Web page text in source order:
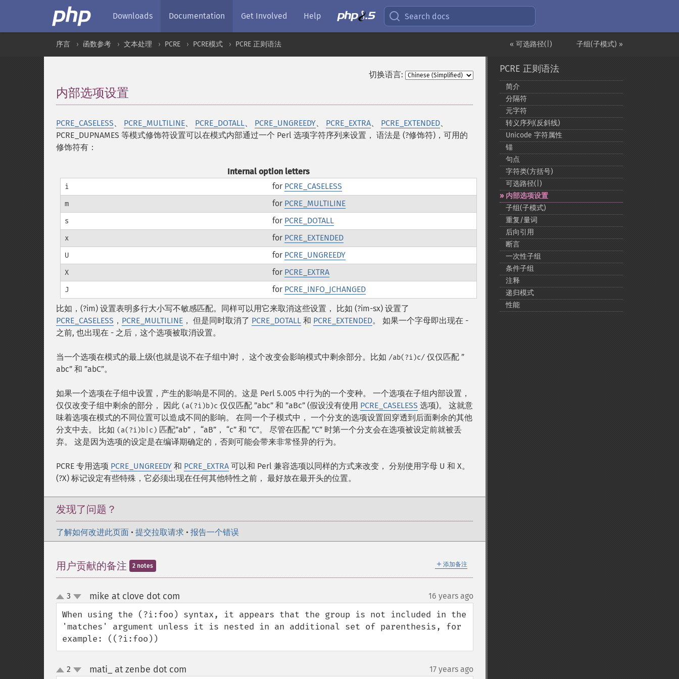
Downloads Documentation Get Involved Help Search docs
子组(子模式) »
« 可选路径(|)
序言 函数参考 文本处理 PCRE PCRE模式 PCRE 正则语法
切换语言:
内部选项设置
PCRE_CASELESS、 PCRE_MULTILINE、 PCRE_DOTALL、 PCRE_UNGREEDY、 PCRE_EXTRA、 PCRE_EXTENDED、
PCRE_DUPNAMES 等模式修饰符设置可以在模式内部通过一个 Perl 选项字符序列来设置， 语法是 (?修饰符)，可用的
修饰符有：
Internal option letters
i for PCRE_CASELESS
m for PCRE_MULTILINE
s for PCRE_DOTALL
x for PCRE_EXTENDED
U for PCRE_UNGREEDY
X for PCRE_EXTRA
J for PCRE_INFO_JCHANGED
比如，(?im) 设置表明多行大小写不敏感匹配。同样可以用它来取消这些设置， 比如 (?im-sx) 设置了
PCRE_CASELESS ， PCRE_MULTILINE ， 但是同时取消了 PCRE_DOTALL 和 PCRE_EXTENDED。 如果一个字母即出现在 -
之前, 也出现在 - 之后，这个选项被取消设置。
当一个选项在模式的最上级(也就是说不在子组中)时， 这个改变会影响模式中剩余部分。比如 /ab(?i)c/ 仅仅匹配 ”
abc” 和 ”abC”。
如果一个选项在子组中设置，产生的影响是不同的。这是 Perl 5.005 中行为的一个变种。 一个选项在子组内部设置，
仅仅改变子组中剩余的部分， 因此 (a(?i)b)c 仅仅匹配 ”abc” 和 ”aBc” (假设没有使用 PCRE_CASELESS 选项)。 这就意
味着选项在模式的不同位置可以造成不同的影响。 在同一个子模式中， 一个分支的选项设置回穿透到后面剩余的其他
分支中去。 比如 (a(?i)b|c) 匹配”ab”， “aB”， “c” 和 ”C”。 尽管在匹配 ”C” 时第一个分支会在选项被设定前就被丢
弃。 这是因为选项的设定是在编译期确定的，否则可能会带来非常怪异的行为。
PCRE 专用选项 PCRE_UNGREEDY 和 PCRE_EXTRA 可以和 Perl 兼容选项以同样的方式来改变， 分别使用字母 U 和 X。
(?X) 标记设定有些特殊，它必须出现在任何其他特性之前， 最好放在最开头的位置。
发现了问题？
了解如何改进此页面 • 提交拉取请求 • 报告一个错误
＋ 添加备注
用户贡献的备注 2 notes
up
down
3 mike at clove dot com 16 years ago
When using the (?i:foo) syntax, it appears that the group is not included in the
'matches' argument unless it is nested in an additional set of parenthesis, for
example: ((?i:foo))
up2 mati_ at zenbe dot com 17 years ago
PCRE 正则语法
简介
分隔符
元字符
转义序列(反斜线)
Unicode 字符属性
锚
句点
字符类(方括号)
可选路径(|)
内部选项设置
子组(子模式)
重复/量词
后向引用
断言
一次性子组
条件子组
注释
递归模式
性能